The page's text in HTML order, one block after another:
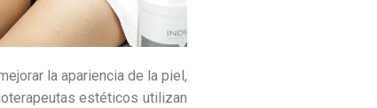
la apariencia de la piel,
estéticos utilizan